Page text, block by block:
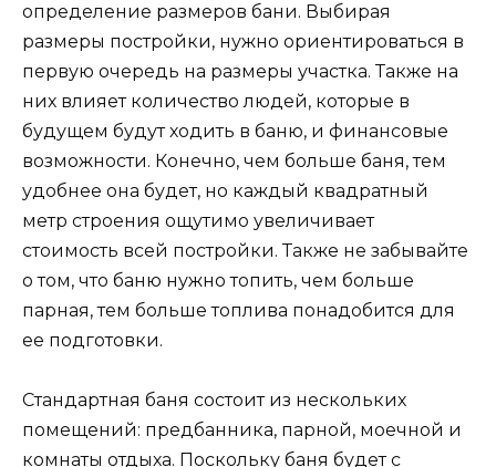
определение размеров бани. Выбирая
размеры постройки, нужно ориентироваться в
первую очередь на размеры участка. Также на
них влияет количество людей, которые в
будущем будут ходить в баню, и финансовые
возможности. Конечно, чем больше баня, тем
удобнее она будет, но каждый квадратный
метр строения ощутимо увеличивает
стоимость всей постройки. Также не забывайте
о том, что баню нужно топить, чем больше
парная, тем больше топлива понадобится для
ее подготовки.
Стандартная баня состоит из нескольких
помещений: предбанника, парной, моечной и
комнаты отдыха. Поскольку баня будет с